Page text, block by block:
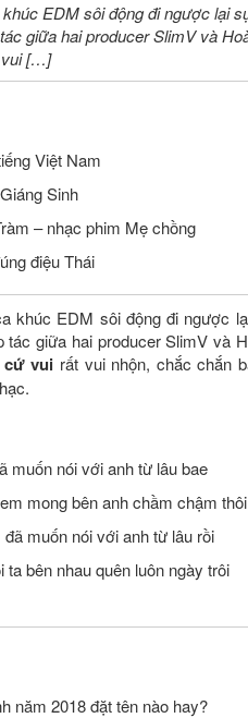
EDM sôi động đi ngược lại
giữa hai producer SlimV và
vui […]
Việt Nam
Sinh
– nhạc phim Mẹ chồng
điệu Thái
khúc EDM sôi động đi ngược
giữa hai producer SlimV và
vui rất vui nhộn, chắc chắn
muốn nói với anh từ lâu bae
mong bên anh chầm chậm thôi
đã muốn nói với anh từ lâu rồi
ta bên nhau quên luôn ngày trôi
năm 2018 đặt tên nào hay?